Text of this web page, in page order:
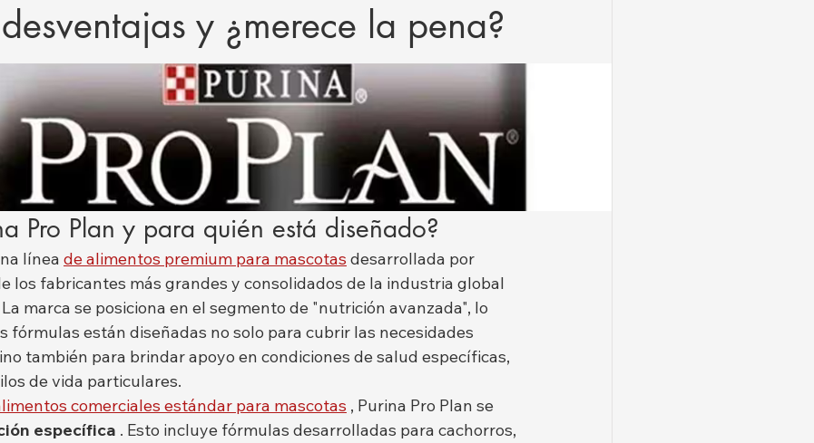
Salud del Ganado
y ¿merece la pena?
Pro Plan y para quién está diseñado?
línea de alimentos premium para mascotas desarrollada por
los fabricantes más grandes y consolidados de la industria global
marca se posiciona en el segmento de "nutrición avanzada", lo
fórmulas están diseñadas no solo para cubrir las necesidades
también para brindar apoyo en condiciones de salud específicas,
de vida particulares.
comerciales estándar para mascotas , Purina Pro Plan se
específica . Esto incluye fórmulas desarrolladas para cachorros,